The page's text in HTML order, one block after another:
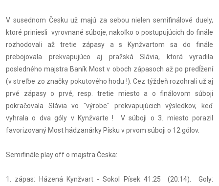
V susednom Česku už majú za sebou nielen semifinálové duely,
ktoré priniesli vyrovnané súboje, nakoľko o postupujúcich do finále
rozhodovali až tretie zápasy a s Kynžvartom sa do finále
prebojovala prekvapujúco aj pražská Slávia, ktorá vyradila
posledného majstra Baník Most v oboch zápasoch až po predĺžení
(v streľbe zo značky pokutového hodu !). Cez týždeň rozohrali už aj
prvé zápasy o prvé, resp. tretie miesto a o finálovom súboji
pokračovala Slávia vo "výrobe" prekvapujúcich výsledkov, keď
vyhrala o dva góly v Kynžvarte ! V súboji o 3. miesto porazil
favorizovaný Most hádzanárky Písku v prvom súboji o 12 gólov.
Semifinále play off o majstra Česka:
1. zápas: Házená Kynžvart - Sokol Písek 41:25 (20:14). Goly: